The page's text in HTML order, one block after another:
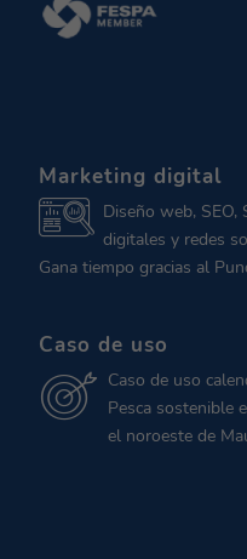
Marketing digital
Diseño web, SEO,
digitales y redes
Gana tiempo gracias al
Caso de uso
Caso de uso
Pesca sostenible
el noroeste de